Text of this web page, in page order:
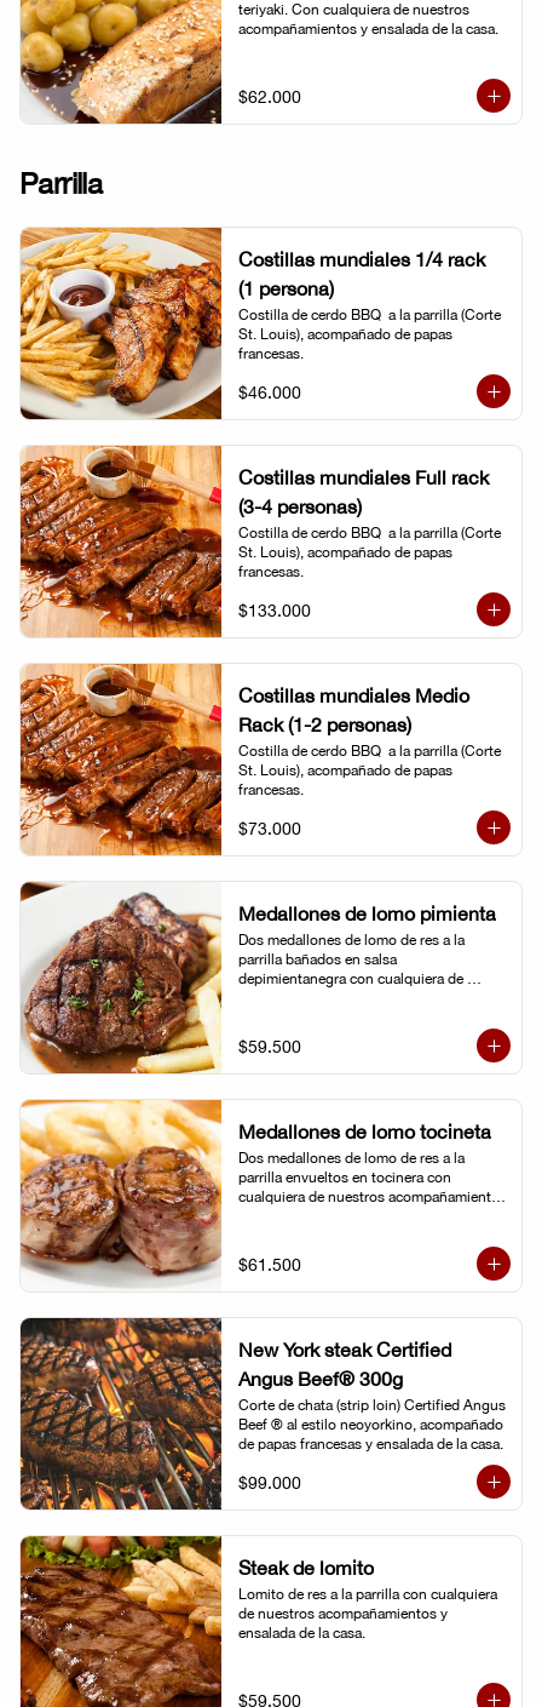
teriyaki. Con cualquiera de nuestros
acompañamientos y ensalada de la casa.
$62.000
Parrilla
Costillas mundiales 1/4 rack
(1 persona)
Costilla de cerdo BBQ  a la parrilla (Corte
St. Louis), acompañado de papas
francesas.
$46.000
Costillas mundiales Full rack
(3-4 personas)
Costilla de cerdo BBQ  a la parrilla (Corte
St. Louis), acompañado de papas
francesas.
$133.000
Costillas mundiales Medio
Rack (1-2 personas)
Costilla de cerdo BBQ  a la parrilla (Corte
St. Louis), acompañado de papas
francesas.
$73.000
Medallones de lomo pimienta
Dos medallones de lomo de res a la
parrilla bañados en salsa
depimientanegra con cualquiera de
$59.500
Medallones de lomo tocineta
Dos medallones de lomo de res a la
parrilla envueltos en tocinera con
cualquiera de nuestros acompañamientos
$61.500
New York steak Certified
Angus Beef® 300g
Corte de chata (strip loin) Certified Angus
Beef ® al estilo neoyorkino, acompañado
de papas francesas y ensalada de la casa.
$99.000
Steak de lomito
Lomito de res a la parrilla con cualquiera
de nuestros acompañamientos y
ensalada de la casa.
$59.500